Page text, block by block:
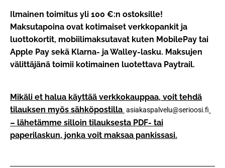
Ilmainen toimitus yli 100 €:n ostoksille!
Maksutapoina ovat kotimaiset verkkopankit ja
luottokortit, mobiilimaksutavat kuten MobilePay tai
Apple Pay sekä Klarna- ja Walley-lasku. Maksujen
välittäjänä toimii kotimainen luotettava Paytrail.
Mikäli et halua käyttää verkkokauppaa, voit tehdä
tilauksen myös sähköpostilla asiakaspalvelu@serioosi.fi
– lähetämme silloin tilauksesta PDF- tai
paperilaskun, jonka voit maksaa pankissasi.